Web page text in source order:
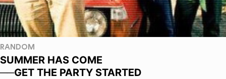
RANDOM
SUMMER HAS COME
──GET THE PARTY STARTED